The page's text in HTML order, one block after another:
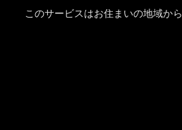
このサービスはお住まいの地域か